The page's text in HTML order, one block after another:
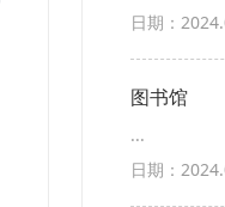
日期：
图书馆
...
日期：